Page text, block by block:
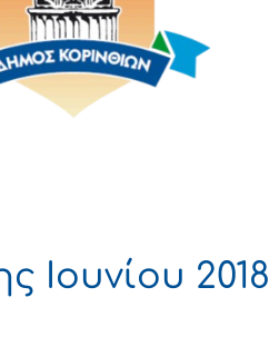
Ιουνίου 2018